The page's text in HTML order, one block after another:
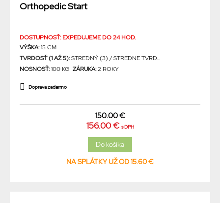
Orthopedic Start
DOSTUPNOSŤ: EXPEDUJEME DO 24 HOD.
VÝŠKA:15 CM
TVRDOSŤ (1 AŽ 5):STREDNÝ (3) / STREDNE TVRD...
NOSNOSŤ:100 KG ZÁRUKA:2 ROKY
Doprava zadarmo
150.00 €
156.00 € s DPH
NA SPLÁTKY UŽ OD 15.60 €